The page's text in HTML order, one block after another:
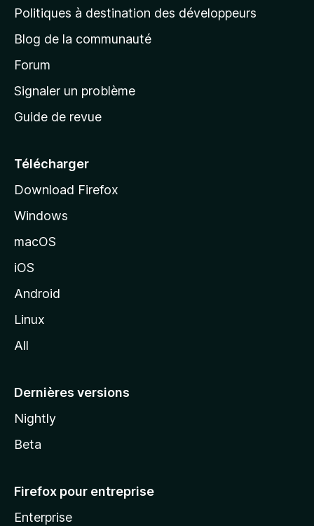
g
d
a
c
e
l
d
o
z
l
Politiques à destination des développeurs
Blog de la communauté
Forum
Signaler un problème
Guide de revue
Télécharger
Download Firefox
Windows
macOS
iOS
Android
Linux
All
Dernières versions
Nightly
Beta
Firefox pour entreprise
Enterprise